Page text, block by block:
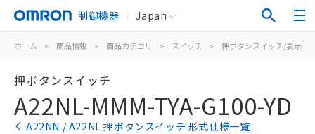
制御機器 Japan
ホーム > 商品情報 > 商品カテゴリ > スイッチ > 押ボタンスイッチ/表示灯
押ボタンスイッチ
A22NL-MMM-TYA-G100-YD
A22NN / A22NL 押ボタンスイッチ 形式仕様一覧